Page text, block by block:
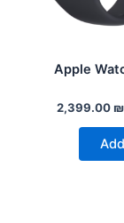
Apple
2,399.00 ₪